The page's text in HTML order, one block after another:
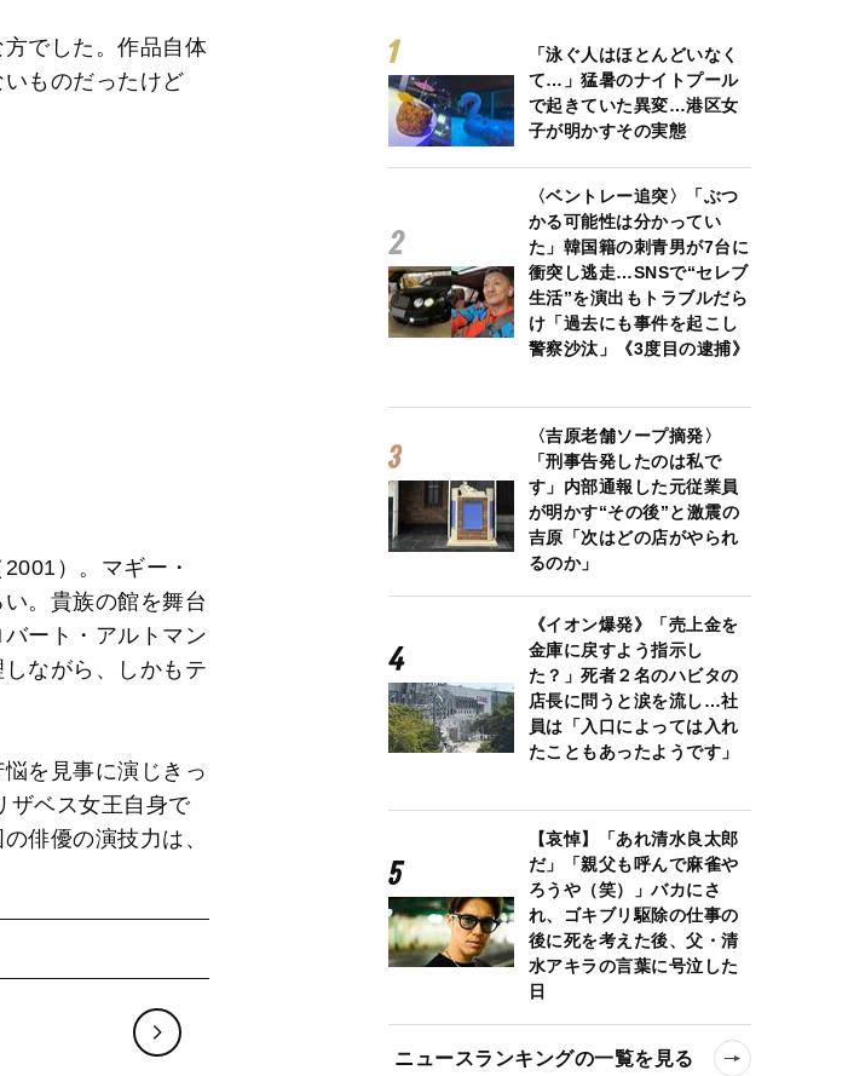
でした。作品自体
ものだったけど
）。マギー・
。貴族の館を舞台
ート・アルトマン
ながら、しかもテ
を見事に演じきっ
ザベス女王自身で
俳優の演技力は、
「泳ぐ人はほとんどいなく
て…」猛暑のナイトプール
で起きていた異変…港区女
子が明かすその実態
〈ベントレー追突〉「ぶつ
かる可能性は分かってい
た」韓国籍の刺青男が7台に
衝突し逃走…SNSで“セレブ
生活”を演出もトラブルだら
け「過去にも事件を起こし
警察沙汰」《3度目の逮捕》
〈吉原老舗ソープ摘発〉
「刑事告発したのは私で
す」内部通報した元従業員
が明かす“その後”と激震の
吉原「次はどの店がやられ
るのか」
《イオン爆発》「売上金を
金庫に戻すよう指示し
た？」死者２名のハビタの
店長に問うと涙を流し…社
員は「入口によっては入れ
たこともあったようです」
【哀悼】「あれ清水良太郎
だ」「親父も呼んで麻雀や
ろうや（笑）」バカにさ
れ、ゴキブリ駆除の仕事の
後に死を考えた後、父・清
水アキラの言葉に号泣した
日
ニュースランキングの一覧を見る